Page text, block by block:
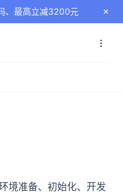
、最高立减3200元
境准备、初始化、开发